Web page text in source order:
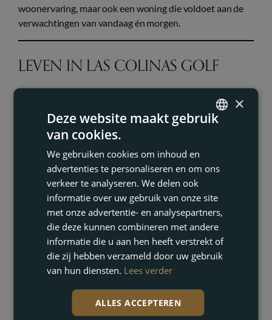
woonervaring, maar ook een woning die voldoet aan de
verwachtingen van vandaag én morgen.
LEVEN IN LAS COLINAS GOLF
zorgvuldig ontworpen leefomgeving waar natuur, sport
en comfort samenkomen. Het resort beschikt over een
internationaal erkende 18-holes golfbaan, diverse
sportfaciliteiten en gastronomische voorzieningen.
Wat bewoners waarderen aan het leven in Las Colinas
Rust en privacy
Beperkt verkeer en lage bebouwingsdichtheid
Hoog veiligheidsniveau
Nabijheid van stranden en voorzieningen
Goede verbindingen met luchthavens en steden
Deze combinatie maakt Las Colinas Golf aantrekkelijk
voor zowel permanente bewoners als mensen die er
GERMAN
×
Deze website maakt gebruik
van cookies.
We gebruiken cookies om inhoud en
advertenties te personaliseren en om ons
verkeer te analyseren. We delen ook
informatie over uw gebruik van onze site
met onze advertentie- en analysepartners,
die deze kunnen combineren met andere
informatie die u aan hen heeft verstrekt of
die zij hebben verzameld door uw gebruik
van hun diensten. Lees verder
ALLES ACCEPTEREN